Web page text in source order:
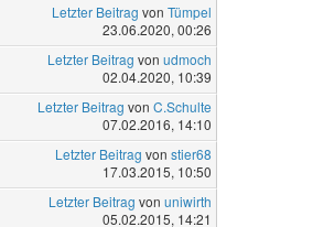
Letzter Beitrag von Tümpel
23.06.2020, 00:26
Letzter Beitrag von udmoch
02.04.2020, 10:39
Letzter Beitrag von C.Schulte
07.02.2016, 14:10
Letzter Beitrag von stier68
17.03.2015, 10:50
Letzter Beitrag von uniwirth
05.02.2015, 14:21